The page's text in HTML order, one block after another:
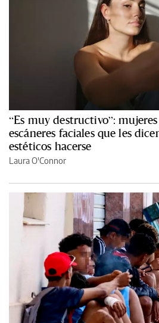
“Es muy destructivo”:
escáneres faciales que les
estéticos hacerse
Laura O'Connor